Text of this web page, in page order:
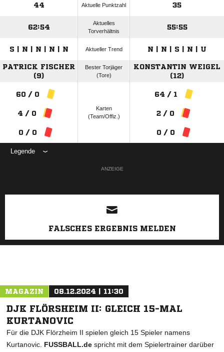
44 Aktuelle Punktzahl 35
62:54
Aktuelles
Torverhältnis
55:55
S | N | N | N | N Aktueller Trend N | N | S | N | U
PATRICK FISCHER
(9)
Bester Torjäger
(Tore)
KONSTANTIN WEIGEL
(12)
60 / 0
4 / 0
0 / 0
Karten
(Team/Offiz.)
64 / 1
2 / 0
0 / 0
Legende
ANZEIGE
FALSCHES ERGEBNIS MELDEN
MAGAZIN 08.12.2024 | 11:30
DJK FLÖRSHEIM II: GLEICH 15-MAL
KURTANOVIC
Für die DJK Flörzheim II spielen gleich 15 Spieler namens
Kurtanovic. FUSSBALL.de spricht mit dem Spielertrainer darüber